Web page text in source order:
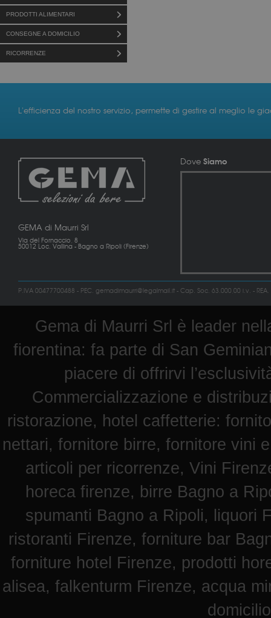
PRODOTTI ALIMENTARI
CONSEGNE A DOMICILIO
RICORRENZE
L'efficienza del nostro servizio, permette di gestire al meglio le
GEMA di Maurri Srl
Via del Fornaccio, 8
50012 Loc. Vallina - Bagno a Ripoli (Firenze)
Dove Siamo
P.IVA 00477700488 - PEC. gemadimaurri@legalmail.it - Cap. Soc. 63.000,00 i.v. -
Gema di Maurri Srl è leader
fiorentina: fa parte di San
piacere di offrirvi
Commercializzazione e
ristorazione, hotel caffetterie:
nettari, fornitore birre, fornitore vini
articoli per ricorrenze, Vini
horeca firenze, birre Bagno a
spumanti Bagno a Ripoli, liquori
ristoranti Firenze, forniture bar
forniture hotel Firenze, prodotti
alisea, falkenturm Firenze, acqua